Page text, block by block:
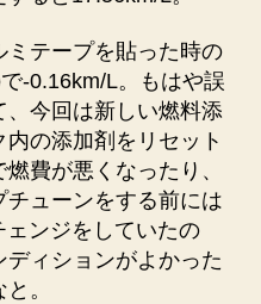
テープを貼った時の
-0.16km/L。もはや誤
今回は新しい燃料添
の添加剤をリセット
費が悪くなったり、
ューンをする前には
ンジをしていたの
ィションがよかった
。